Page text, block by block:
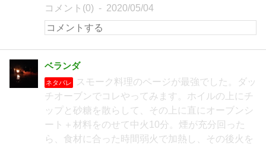
コメント(0) 2020/05/04
ベランダ
ネタバレ
スモーク料理のページが最強でした。ダッ
チオーブンでコレやってみます。ホイルの上にチ
ップと砂糖を散らして、その上に直にオーブンシ
ート＋材料をのせて中火10分。煙が充分回った
ら、食材に合った時間弱火で加熱し、その後火を